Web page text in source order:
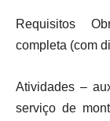
Requisitos
completa (com
Atividades –
serviço de